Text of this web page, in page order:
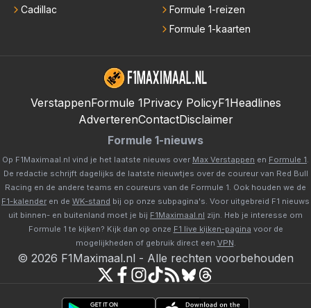
Cadillac
Formule 1-reizen
Formule 1-kaarten
VerstappenFormule 1Privacy PolicyF1Headlines
AdverterenContactDisclaimer
Formule 1-nieuws
Op F1Maximaal.nl vind je het laatste nieuws over Max Verstappen en Formule 1
De redactie schrijft dagelijks de laatste nieuwtjes over de coureur van Red Bull
Racing en de andere teams en coureurs van de Formule 1. Ook houden we de
F1-kalender en de WK-stand bij op onze subpagina's. Voor uitgebreid F1 nieuws
uit binnen- en buitenland moet je bij F1Maximaal.nl zijn. Heb je interesse om
Formule 1 te kijken? Kijk dan op onze F1 live kijken-pagina voor de
mogelijkheden of gebruik direct een VPN
© 2026 F1Maximaal.nl - Alle rechten voorbehouden